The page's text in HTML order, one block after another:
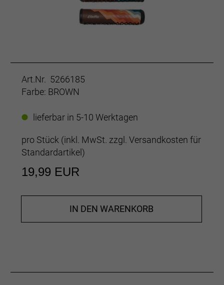
Art.Nr. 5266185
Farbe: BROWN
lieferbar in 5-10 Werktagen
pro Stück (inkl. MwSt. zzgl. Versandkosten für
Standardartikel)
19,99 EUR
IN DEN WARENKORB